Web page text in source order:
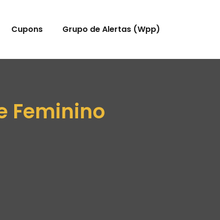
Cupons Grupo de Alertas (Wpp)
Feminino